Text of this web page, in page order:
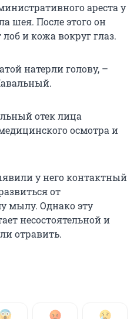
ареста у
шея. После этого он
и кожа вокруг глаз.
натерли голову, –
отек лица
осмотра и
у него контактный
от
мылу. Однако эту
несостоятельной и
отравить.